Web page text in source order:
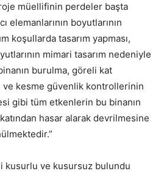
müellifinin perdeler başta
elemanlarının boyutlarının
koşullarda tasarım yapması,
mimari tasarım nedeniyle
burulma, göreli kat
kesme güvenlik kontrollerinin
gibi tüm etkenlerin bu binanın
hasar alarak devrilmesine
kusurlu ve kusursuz bulundu